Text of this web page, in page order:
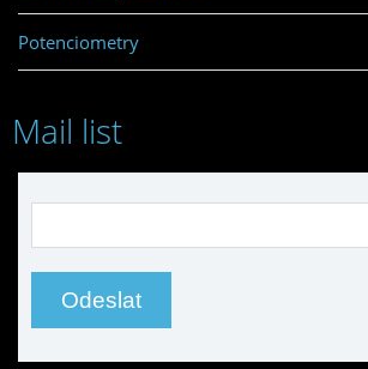
Potenciometry
Mail list